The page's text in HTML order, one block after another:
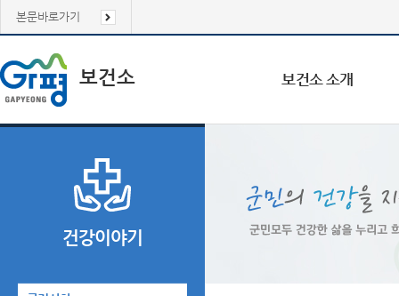
본문바로가기
보건소 보건소 소개
건강이야기